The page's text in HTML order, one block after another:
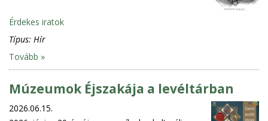
Érdekes iratok
Típus: Hír
Tovább »
Múzeumok Éjszakája a levéltárban
2026.06.15.